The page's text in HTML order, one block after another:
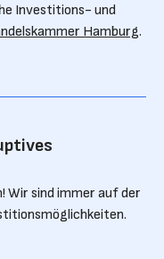
Investitions- und
Hamburg.
Wir sind immer auf der